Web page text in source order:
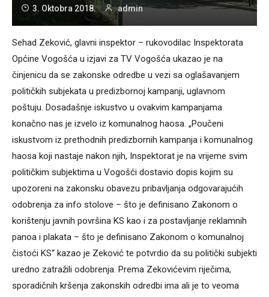
3. Oktobra 2018. admin
Sehad Zeković, glavni inspektor – rukovodilac Inspektorata
Općine Vogošća u izjavi za TV Vogošća ukazao je na
činjenicu da se zakonske odredbe u vezi sa oglašavanjem
političkih subjekata u predizbornoj kampanji, uglavnom
poštuju. Dosadašnje iskustvo u ovakvim kampanjama
konačno nas je izvelo iz komunalnog haosa. „Poučeni
iskustvom iz prethodnih predizbornih kampanja i komunalnog
haosa koji nastaje nakon njih, Inspektorat je na vrijeme svim
političkim subjektima u Vogošći dostavio dopis kojim su
upozoreni na zakonsku obavezu pribavljanja odgovarajućih
odobrenja za info stolove – što je definisano Zakonom o
korištenju javnih površina KS kao i za postavljanje reklamnih
panoa i plakata – što je definisano Zakonom o komunalnoj
čistoći KS“ kazao je Zeković te potvrdio da su politički subjekti
uredno zatražili odobrenja. Prema Zekovićevim riječima,
sporadičnih kršenja zakonskih odredbi ima ali je to veoma